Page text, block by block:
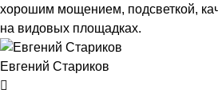
хорошим мощением, подсветкой,
на видовых площадках.
Евгений Стариков